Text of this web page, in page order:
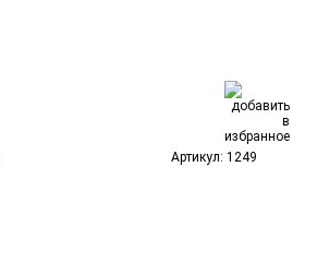
Артикул: 1249